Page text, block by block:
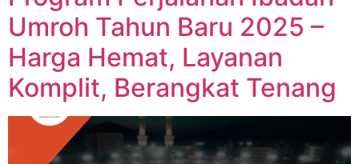
Umroh Tahun Baru 2025 –
Harga Hemat, Layanan
Komplit, Berangkat Tenang